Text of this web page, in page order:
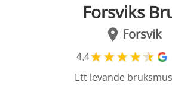
Forsviks
Forsvik
4,4★★★★★
Ett levande